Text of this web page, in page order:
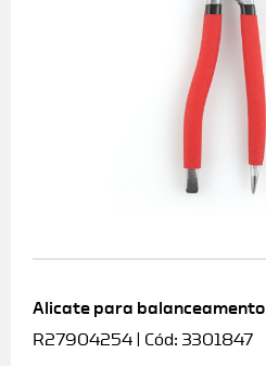
Alicate para balanceamento
R27904254 | Cód: 3301847